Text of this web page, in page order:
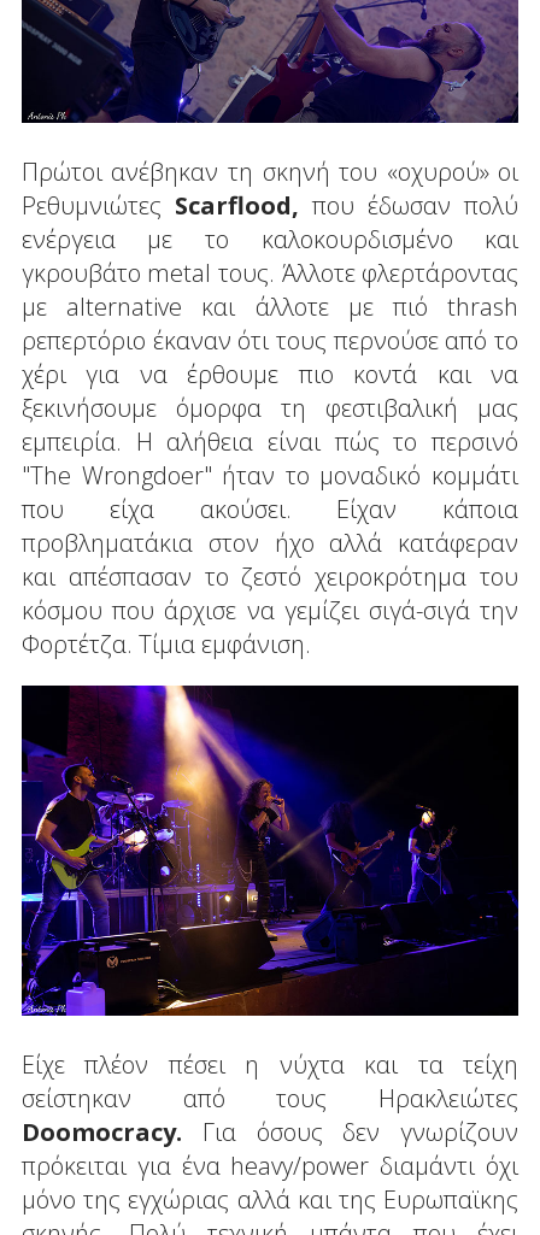
Πρώτοι ανέβηκαν τη σκηνή του «οχυρού» οι
Ρεθυμνιώτες Scarflood,που έδωσαν πολύ
ενέργεια με το καλοκουρδισμένο και
γκρουβάτο metal τους. Άλλοτε φλερτάροντας
με alternative και άλλοτε με πιό thrash
ρεπερτόριο έκαναν ότι τους περνούσε από το
χέρι για να έρθουμε πιο κοντά και να
ξεκινήσουμε όμορφα τη φεστιβαλική μας
εμπειρία. Η αλήθεια είναι πώς το περσινό
"The Wrongdoer" ήταν το μοναδικό κομμάτι
που είχα ακούσει. Είχαν κάποια
προβληματάκια στον ήχο αλλά κατάφεραν
και απέσπασαν το ζεστό χειροκρότημα του
κόσμου που άρχισε να γεμίζει σιγά-σιγά την
Φορτέτζα. Τίμια εμφάνιση.
Είχε πλέον πέσει η νύχτα και τα τείχη
σείστηκαν από τους Ηρακλειώτες
Doomocracy. Για όσους δεν γνωρίζουν
πρόκειται για ένα heavy/power διαμάντι όχι
μόνο της εγχώριας αλλά και της Ευρωπαϊκης